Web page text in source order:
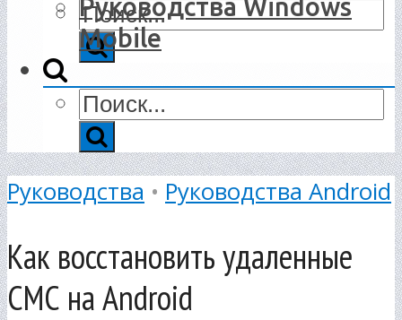
Руководства Windows
Mobile
Руководства • Руководства Android
Как восстановить удаленные
СМС на Android